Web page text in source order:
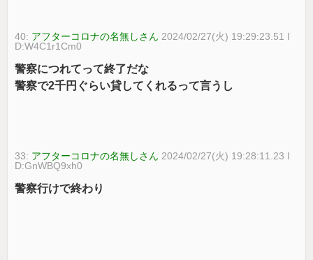
40: アフターコロナの名無しさん 2024/02/27(火) 19:29:23.51 I
D:W4C1r1Cm0
警察につれてって終了だな
警察で2千円ぐらい貸してくれるって言うし
33: アフターコロナの名無しさん 2024/02/27(火) 19:28:11.23 I
D:GnWBQ9xh0
警察行けで終わり